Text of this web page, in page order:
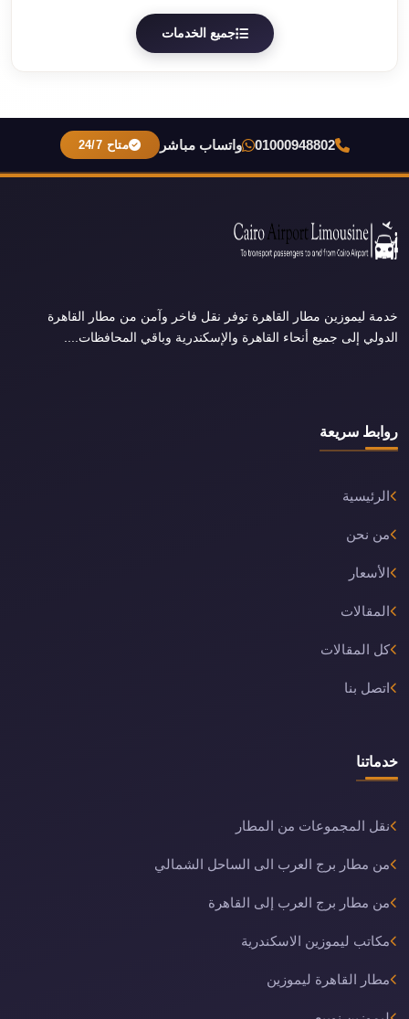
جميع الخدمات
01000948802 واتساب مباشر متاح 24/7
خدمة ليموزين مطار القاهرة توفر نقل فاخر وآمن من مطار القاهرة
الدولي إلى جميع أنحاء القاهرة والإسكندرية وباقي المحافظات....
روابط سريعة
الرئيسية
من نحن
الأسعار
المقالات
كل المقالات
اتصل بنا
خدماتنا
نقل المجموعات من المطار
من مطار برج العرب الى الساحل الشمالي
من مطار برج العرب إلى القاهرة
مكاتب ليموزين الاسكندرية
مطار القاهرة ليموزين